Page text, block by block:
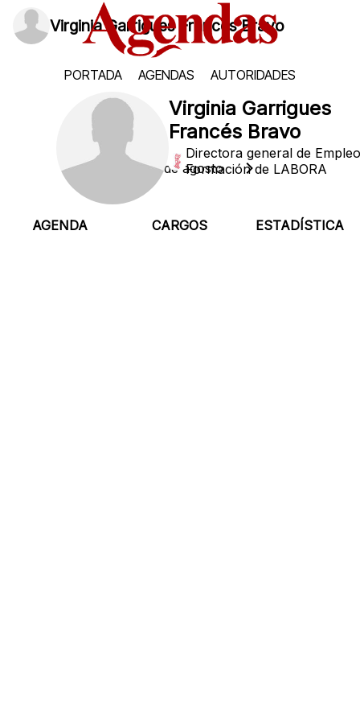
Virginia Garrigues Francés Bravo
PORTADA AGENDAS AUTORIDADES
Virginia Garrigues
Francés Bravo
Directora general de
Formación de LABORA
AGENDA CARGOS ESTADÍSTICA
Viernes, 7 de agosto